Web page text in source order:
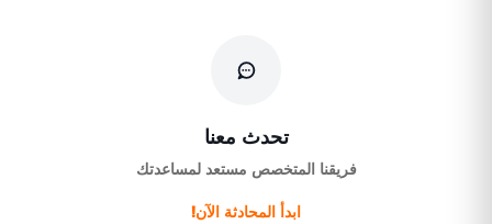
تحدث معنا
فريقنا المتخصص مستعد لمساعدتك
ابدأ المحادثة الآن!